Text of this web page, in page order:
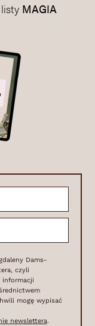
MAGIA
Dams-
czyli
informacji
mogę wypisać
newslettera.